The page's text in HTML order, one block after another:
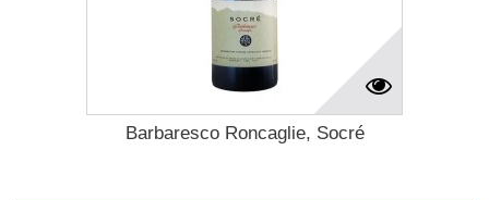
Barbaresco Roncaglie, Socré